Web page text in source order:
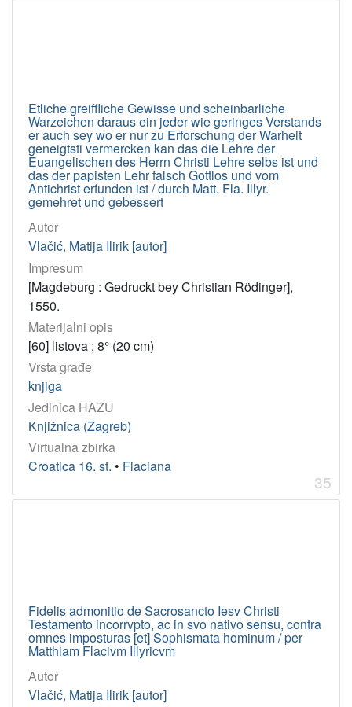
Etliche greiffliche Gewisse und scheinbarliche
Warzeichen daraus ein jeder wie geringes Verstands
er auch sey wo er nur zu Erforschung der Warheit
geneigtsti vermercken kan das die Lehre der
Euangelischen des Herrn Christi Lehre selbs ist und
das der papisten Lehr falsch Gottlos und vom
Antichrist erfunden ist / durch Matt. Fla. Illyr.
gemehret und gebessert
Autor
Vlačić, Matija Ilirik [autor]
Impresum
[Magdeburg : Gedruckt bey Christian Rödinger],
1550.
Materijalni opis
[60] listova ; 8° (20 cm)
Vrsta građe
knjiga
Jedinica HAZU
Knjižnica (Zagreb)
Virtualna zbirka
Croatica 16. st. • Flaciana
35
Fidelis admonitio de Sacrosancto Iesv Christi
Testamento incorrvpto, ac in svo nativo sensu, contra
omnes imposturas [et] Sophismata hominum / per
Matthiam Flacivm Illyricvm
Autor
Vlačić, Matija Ilirik [autor]